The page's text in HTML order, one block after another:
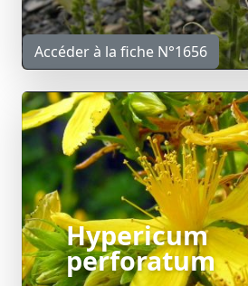
Accéder à la fiche N°1656
Hypericum
perforatum